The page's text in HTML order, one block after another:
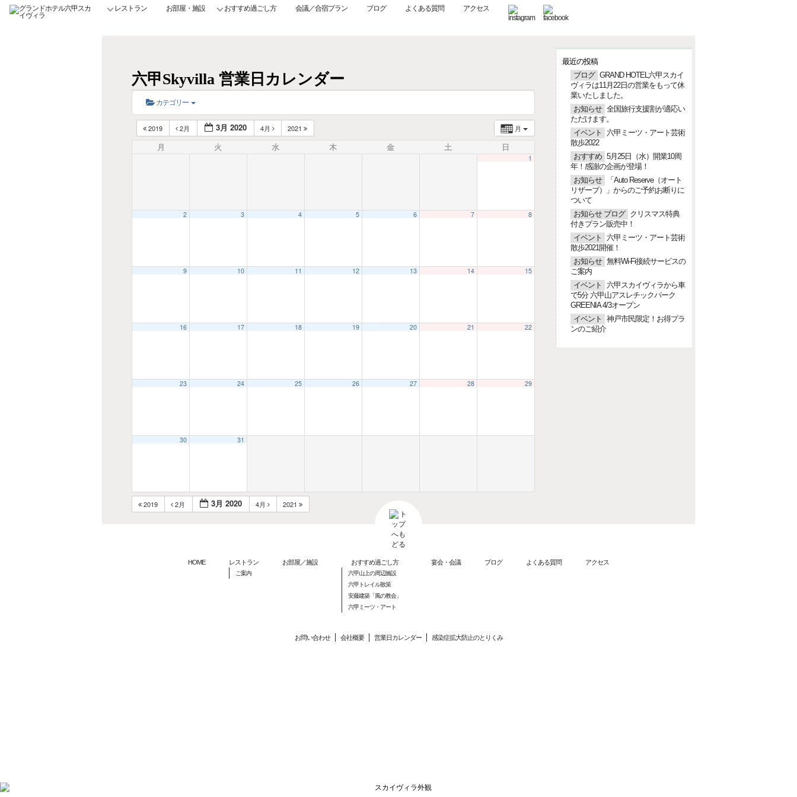
レストラン お部屋・施設 おすすめ過ごし方 会議／合宿プラン ブログ よくある質問 アクセス
六甲Skyvilla 営業日カレンダー
カテゴリー
月
2019 2月 3月 2020 4月 2021
月 火 水 木 金 土 日
1
2 3 4 5 6 7 8
9 10 11 12 13 14 15
16 17 18 19 20 21 22
23 24 25 26 27 28 29
30 31
2019 2月 3月 2020 4月 2021
最近の投稿
ブログ GRAND HOTEL六甲スカイ
ヴィラは11月22日の営業をもって休
業いたしました。
お知らせ 全国旅行支援割が適応い
ただけます。
イベント
六甲ミーツ・アート芸術
散歩2022
おすすめ 5月25日（水）開業10周
年！感謝の企画が登場！
お知らせ
「Auto Reserve（オート
リザーブ）」からのご予約お断りに
ついて
お知らせ ブログ
クリスマス特典
付きプラン販売中！
イベント
六甲ミーツ・アート芸術
散歩2021開催！
お知らせ 無料Wi-Fi接続サービスの
ご案内
イベント
六甲スカイヴィラから車
で5分 六甲山アスレチックパーク
GREENIA 4/3オープン
イベント
神戸市民限定！お得プラ
ンのご紹介
HOME レストラン
ご案内
お部屋／施設 おすすめ過ごし方
六甲山上の周辺施設
六甲トレイル散策
安藤建築「風の教会」
六甲ミーツ・アート
宴会・会議 ブログ よくある質問 アクセス
お問い合わせ 会社概要 営業日カレンダー 感染症拡大防止のとりくみ